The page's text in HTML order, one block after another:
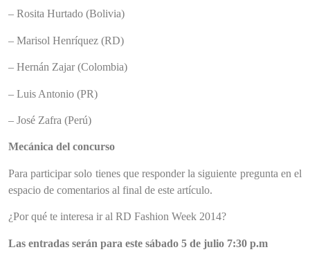
– Rosita Hurtado (Bolivia)
– Marisol Henríquez (RD)
– Hernán Zajar (Colombia)
– Luis Antonio (PR)
– José Zafra (Perú)
Mecánica del concurso
Para participar solo tienes que responder la siguiente pregunta en el
espacio de comentarios al final de este artículo.
¿Por qué te interesa ir al RD Fashion Week 2014?
Las entradas serán para este sábado 5 de julio 7:30 p.m